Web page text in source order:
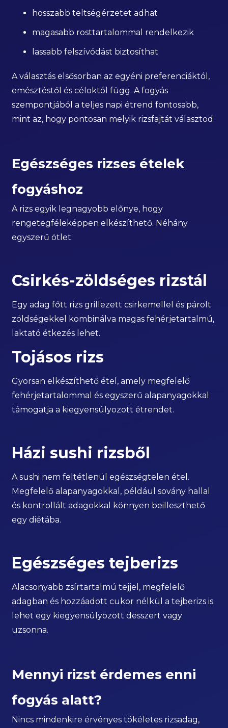
hosszabb teltségérzetet adhat
magasabb rosttartalommal rendelkezik
lassabb felszívódást biztosíthat
A választás elsősorban az egyéni preferenciáktól,
emésztéstől és céloktól függ. A fogyás
szempontjából a teljes napi étrend fontosabb,
mint az, hogy pontosan melyik rizsfajtát választod.
Egészséges rizses ételek
fogyáshoz
A rizs egyik legnagyobb előnye, hogy
rengetegféleképpen elkészíthető. Néhány
egyszerű ötlet:
Csirkés-zöldséges rizstál
Egy adag főtt rizs grillezett csirkemellel és párolt
zöldségekkel kombinálva magas fehérjetartalmú,
laktató étkezés lehet.
Tojásos rizs
Gyorsan elkészíthető étel, amely megfelelő
fehérjetartalommal és egyszerű alapanyagokkal
támogatja a kiegyensúlyozott étrendet.
Házi sushi rizsből
A sushi nem feltétlenül egészségtelen étel.
Megfelelő alapanyagokkal, például sovány hallal
és kontrollált adagokkal könnyen beilleszthető
egy diétába.
Egészséges tejberizs
Alacsonyabb zsírtartalmú tejjel, megfelelő
adagban és hozzáadott cukor nélkül a tejberizs is
lehet egy kiegyensúlyozott desszert vagy
uzsonna.
Mennyi rizst érdemes enni
fogyás alatt?
Nincs mindenkire érvényes tökéletes rizsadag,